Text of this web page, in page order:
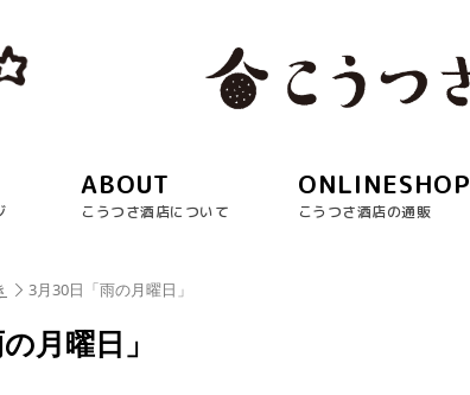
ABOUT
こうつさ酒店について
ONLINESHOP
こうつさ酒店の通販
3月30日「雨の月曜日」
月曜日」